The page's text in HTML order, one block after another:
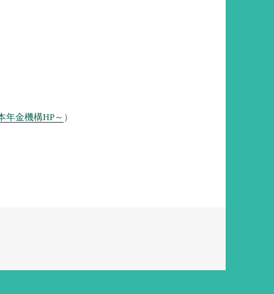
年金機構HP～ ）